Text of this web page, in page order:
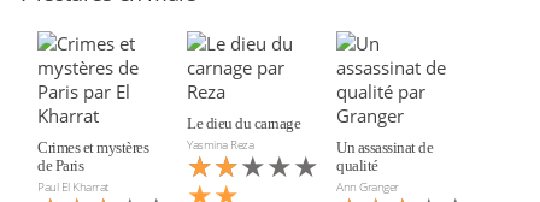
Crimes et mystères
de Paris
Paul El Kharrat
Le dieu du carnage
Yasmina Reza
★★★★★
★★
Un assassinat de
qualité
Ann Granger